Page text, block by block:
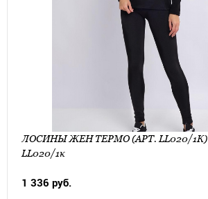
ЛОСИНЫ ЖЕН ТЕРМО (АРТ. LL020/1К)
LL020/1к
1 336 руб.